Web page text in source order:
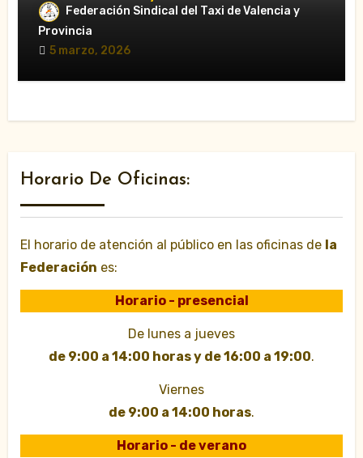
movilizaciones»
Federación Sindical del Taxi de Valencia y
Provincia
5 marzo, 2026
Horario De Oficinas:
El horario de atención al público en las oficinas de la
Federación es:
Horario - presencial
De lunes a jueves
de 9:00 a 14:00 horas y de 16:00 a 19:00.
Viernes
de 9:00 a 14:00 horas.
Horario - de verano